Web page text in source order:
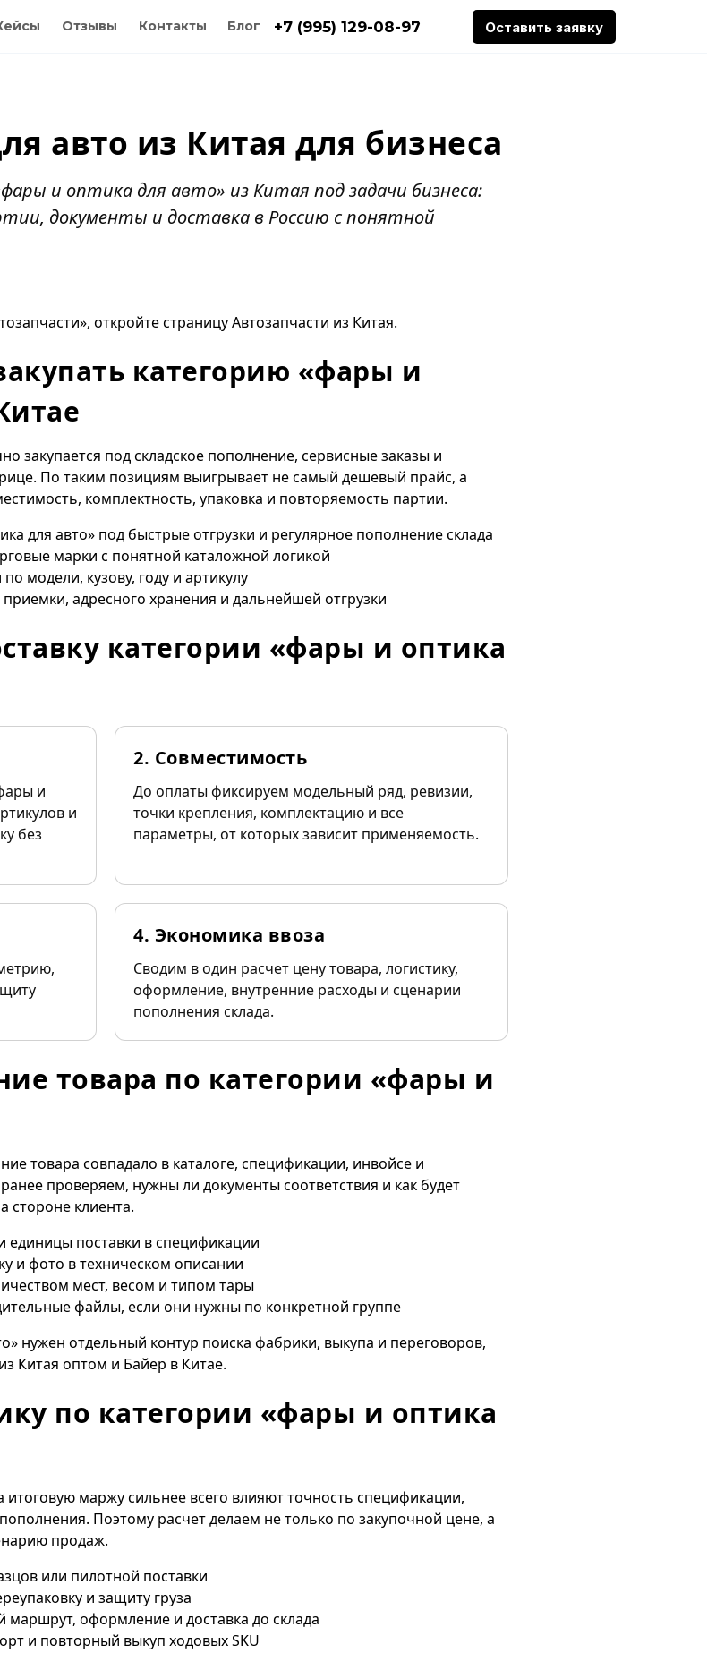
Оставить заявку
+7 (995) 129-08-97
Отзывы Контакты Блог
авто из Китая для бизнеса
и оптика для авто» из Китая под задачи бизнеса:
документы и доставка в Россию с понятной
откройте страницуАвтозапчасти из Китая.
категорию «фары и
закупается под складское пополнение, сервисные заказы и
По таким позициям выигрывает не самый дешевый прайс, а
комплектность, упаковка и повторяемость партии.
для авто» под быстрые отгрузки и регулярное пополнение склада
марки с понятной каталожной логикой
модели, кузову, году и артикулу
адресного хранения и дальнейшей отгрузки
категории «фары и оптика
и
и
без
2. Совместимость
До оплаты фиксируем модельный ряд, ревизии,
точки крепления, комплектацию и все
параметры, от которых зависит применяемость.
4. Экономика ввоза
Сводим в один расчет цену товара, логистику,
оформление, внутренние расходы и сценарии
пополнения склада.
товара по категории «фары и
товара совпадало в каталоге, спецификации, инвойсе и
проверяем, нужны ли документы соответствия и как будет
стороне клиента.
единицы поставки в спецификации
и фото в техническом описании
мест, весом и типом тары
файлы, если они нужны по конкретной группе
нужен отдельный контур поиска фабрики, выкупа и переговоров,
Китая оптом и Байер в Китае.
по категории «фары и оптика
итоговую маржу сильнее всего влияют точность спецификации,
Поэтому расчет делаем не только по закупочной цене, а
продаж.
или пилотной поставки
и защиту груза
оформление и доставка до склада
и повторный выкуп ходовых SKU